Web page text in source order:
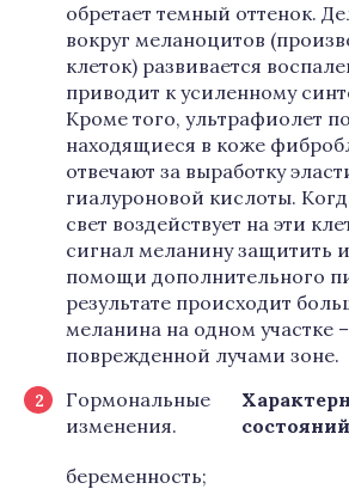
обретает темный оттенок.
вокруг меланоцитов
клеток) развивается
приводит к усиленному
Кроме того, ультрафиолет
находящиеся в коже
отвечают за выработку
гиалуроновой кислоты.
свет воздействует на эти
сигнал меланину защитить
помощи дополнительного
результате происходит
меланина на одном участке
поврежденной лучами зоне.
Гормональные
изменения.
беременность;